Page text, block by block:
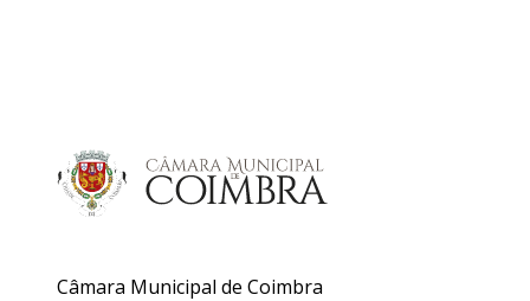
Câmara Municipal de Coimbra